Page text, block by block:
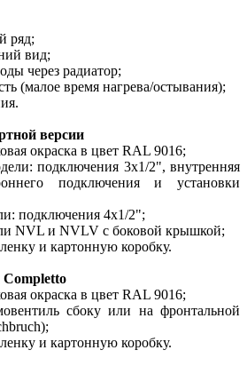
ряд;
вид;
через радиатор;
(малое время нагрева/остывания);
версии
окраска в цвет RAL 9016;
подключения 3х1/2", внутренняя
подключения и установки
подключения 4х1/2";
NVL и NVLV с боковой крышкой;
и картонную коробку.
окраска в цвет RAL 9016;
сбоку или на фронтальной
и картонную коробку.